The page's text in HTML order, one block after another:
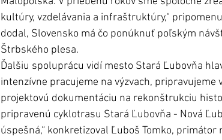
kultúry, vzdelávania a infraštruktúry,“
dodal, Slovensko má čo ponúknuť poľským
Štrbského plesa.
Ďalšiu spoluprácu vidí mesto Stará Ľubovňa
intenzívne pracujeme na výzvach,
projektovú dokumentáciu na rekonštrukciu
pripravenú cyklotrasu Stará Ľubovňa - Nová
úspešná,“ konkretizoval Ľuboš Tomko,